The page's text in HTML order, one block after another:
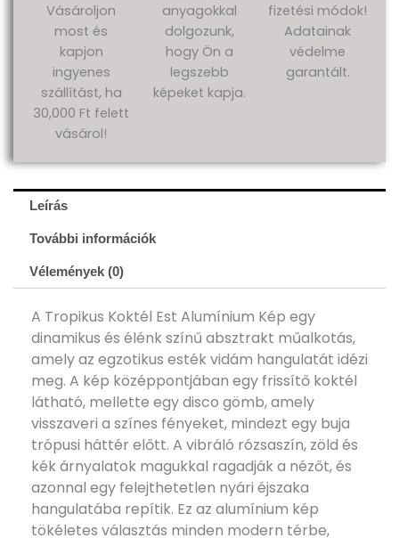
Vásároljon
most és
kapjon
ingyenes
szállítást, ha
30,000 Ft felett
vásárol!
anyagokkal
dolgozunk,
hogy Ön a
legszebb
képeket kapja.
fizetési módok!
Adatainak
védelme
garantált.
Leírás
További információk
Vélemények (0)
A Tropikus Koktél Est Alumínium Kép egy
dinamikus és élénk színű absztrakt műalkotás,
amely az egzotikus esték vidám hangulatát idézi
meg. A kép középpontjában egy frissítő koktél
látható, mellette egy disco gömb, amely
visszaveri a színes fényeket, mindezt egy buja
trópusi háttér előtt. A vibráló rózsaszín, zöld és
kék árnyalatok magukkal ragadják a nézőt, és
azonnal egy felejthetetlen nyári éjszaka
hangulatába repítik. Ez az alumínium kép
tökéletes választás minden modern térbe,